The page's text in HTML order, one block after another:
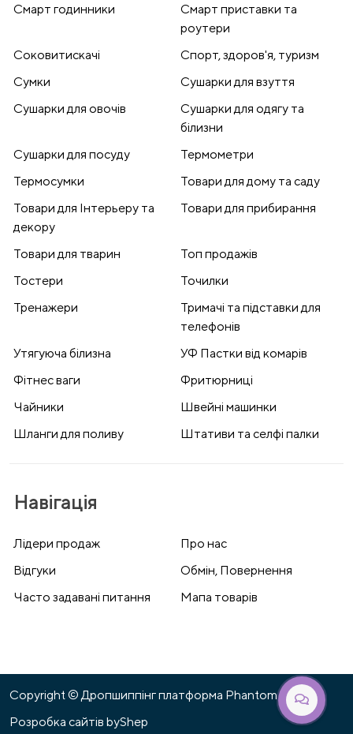
Смарт годинники
Смарт приставки та
роутери
Соковитискачі
Спорт, здоров'я, туризм
Сумки
Сушарки для взуття
Сушарки для овочів
Сушарки для одягу та
білизни
Сушарки для посуду
Термометри
Термосумки
Товари для дому та саду
Товари для Інтерьеру та
декору
Товари для прибирання
Товари для тварин
Топ продажів
Тостери
Точилки
Тренажери
Тримачі та підставки для
телефонів
Утягуюча білизна
УФ Пастки від комарів
Фітнес ваги
Фритюрниці
Чайники
Швейні машинки
Шланги для поливу
Штативи та селфі палки
Навігація
Лідери продаж
Про нас
Відгуки
Обмін, Повернення
Часто задавані питання
Мапа товарів
Copyright © Дропшиппінг платформа Phantom 2026
Розробка сайтів byShep